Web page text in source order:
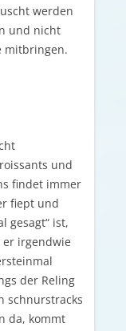
werden
und nicht
mitbringen.
und
findet immer
fiept und
gesagt“ ist,
irgendwie
der Reling
schnurstracks
da, kommt